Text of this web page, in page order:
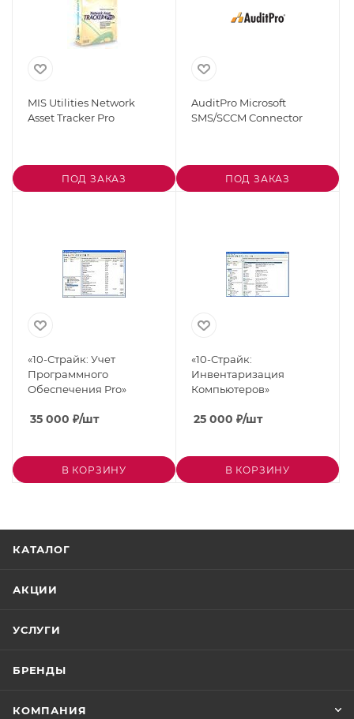
MIS Utilities Network
Asset Tracker Pro
ПОД ЗАКАЗ
AuditPro Microsoft
SMS/SCCM Connector
ПОД ЗАКАЗ
«10-Страйк: Учет
Программного
Обеспечения Pro»
35 000 ₽/шт
В КОРЗИНУ
«10-Страйк:
Инвентаризация
Компьютеров»
25 000 ₽/шт
В КОРЗИНУ
КАТАЛОГ
АКЦИИ
УСЛУГИ
БРЕНДЫ
КОМПАНИЯ